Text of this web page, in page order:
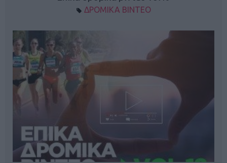
ΔΡΟΜΙΚΑ ΒΙΝΤΕΟ